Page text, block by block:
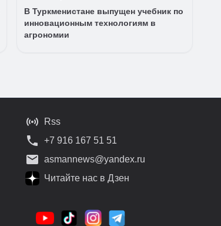
В Туркменистане выпущен учебник по
инновационным технологиям в
агрономии
Rss
+7 916 167 51 51
asmannews@yandex.ru
Читайте нас в Дзен